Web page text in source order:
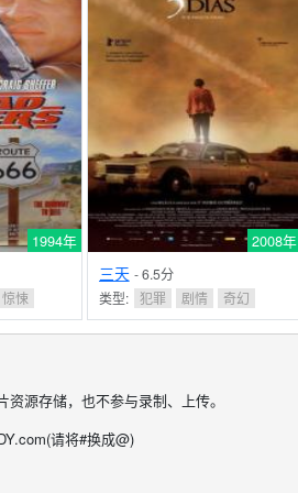
1994年
惊悚
2008年
三天 - 6.5分
类型:
犯罪 剧情 奇幻
源存储，也不参与录制、上传。
请将#换成@)